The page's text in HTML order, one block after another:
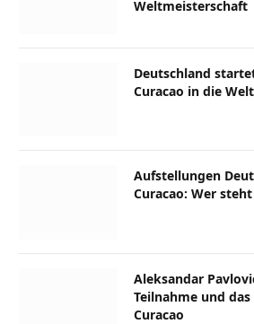
Weltmeisterschaft
Deutschland
Curacao in die
Aufstellungen
Curacao: Wer
Aleksandar
Teilnahme und
Curacao